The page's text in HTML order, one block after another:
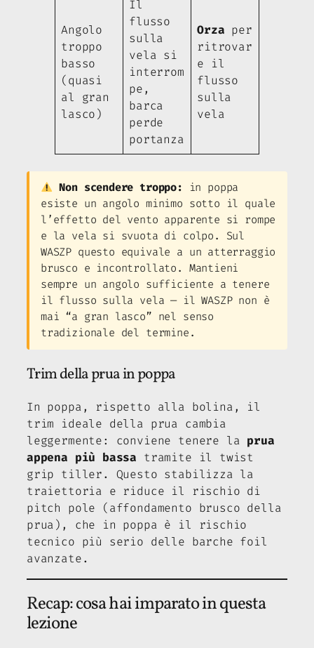
Angolo
troppo
basso
(quasi
al gran
lasco)
Il
flusso
sulla
vela si
interrom
pe,
barca
perde
portanza
Orza per
ritrovar
e il
flusso
sulla
vela
Non scendere troppo: in poppa
esiste un angolo minimo sotto il quale
l’effetto del vento apparente si rompe
e la vela si svuota di colpo. Sul
WASZP questo equivale a un atterraggio
brusco e incontrollato. Mantieni
sempre un angolo sufficiente a tenere
il flusso sulla vela — il WASZP non è
mai “a gran lasco” nel senso
tradizionale del termine.
Trim della prua in poppa
In poppa, rispetto alla bolina, il
trim ideale della prua cambia
leggermente: conviene tenere la prua
appena più bassa tramite il twist
grip tiller. Questo stabilizza la
traiettoria e riduce il rischio di
pitch pole (affondamento brusco della
prua), che in poppa è il rischio
tecnico più serio delle barche foil
avanzate.
Recap: cosa hai imparato in questa
lezione